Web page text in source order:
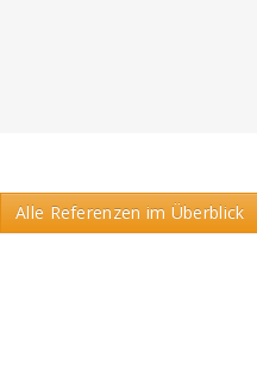
Alle Referenzen im Überblick